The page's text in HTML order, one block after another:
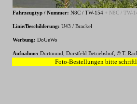
Fahrzeugtyp / Nummer: N8C / TW-154 + N8C / TW-
Linie/Beschilderung: U43 / Brackel
Werbung: DoGeWo
Aufnahme: Dortmund, Dorstfeld Betriebshof, © T.
Foto-Bestellungen bitte